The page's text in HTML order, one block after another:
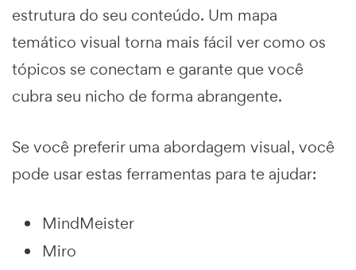
estrutura do seu conteúdo. Um mapa
temático visual torna mais fácil ver como os
tópicos se conectam e garante que você
cubra seu nicho de forma abrangente.
Se você preferir uma abordagem visual, você
pode usar estas ferramentas para te ajudar:
MindMeister
Miro